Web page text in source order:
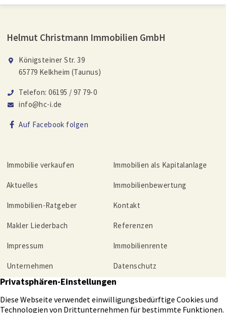
Helmut Christmann Immobilien GmbH
Königsteiner Str. 39
65779 Kelkheim (Taunus)
Telefon: 06195 / 97 79-0
info@hc-i.de
Auf Facebook folgen
Immobilie verkaufen Immobilien als Kapitalanlage
Aktuelles Immobilienbewertung
Immobilien-Ratgeber Kontakt
Makler Liederbach Referenzen
Impressum Immobilienrente
Unternehmen Datenschutz
Tippgeber